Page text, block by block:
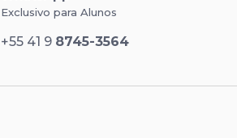
Exclusivo para Alunos
+55 41 9 8745-3564